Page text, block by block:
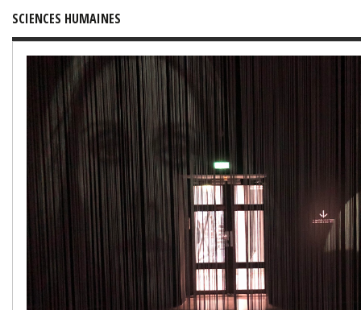
SCIENCES HUMAINES